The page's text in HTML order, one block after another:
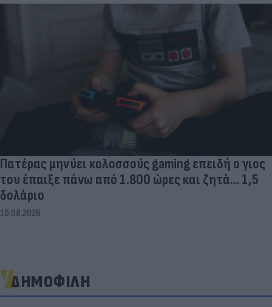
Πατέρας μηνύει κολοσσούς gaming επειδή ο γιος
του έπαιξε πάνω από 1.800 ώρες και ζητά... 1,5
δολάριο
10.08.2026
ΔΗΜΟΦΙΛΗ